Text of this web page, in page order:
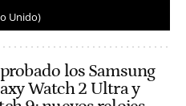
Unido)
los Samsung
Watch 2 Ultra y